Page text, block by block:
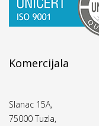
Komercijala
Slanac 15A,
75000 Tuzla,